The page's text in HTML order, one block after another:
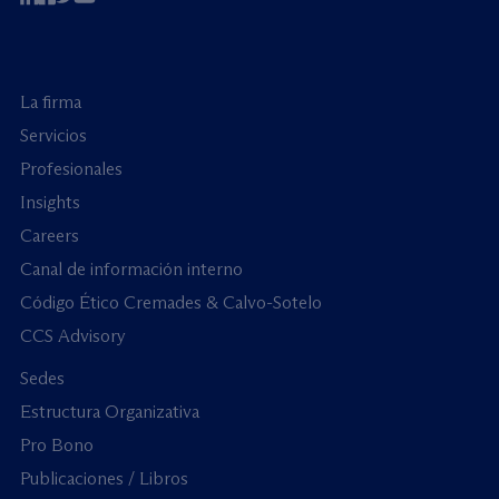
La firma
Servicios
Profesionales
Insights
Careers
Canal de información interno
Código Ético Cremades & Calvo-Sotelo
CCS Advisory
Sedes
Estructura Organizativa
Pro Bono
Publicaciones / Libros